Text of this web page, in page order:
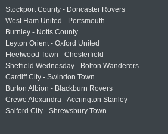
Stockport County - Doncaster Rovers
West Ham United - Portsmouth
Burnley - Notts County
Leyton Orient - Oxford United
Fleetwood Town - Chesterfield
Sheffield Wednesday - Bolton Wanderers
Cardiff City - Swindon Town
Burton Albion - Blackburn Rovers
Crewe Alexandra - Accrington Stanley
Salford City - Shrewsbury Town